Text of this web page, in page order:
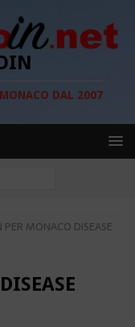
DAL 2007
PER MONACO DISEASE